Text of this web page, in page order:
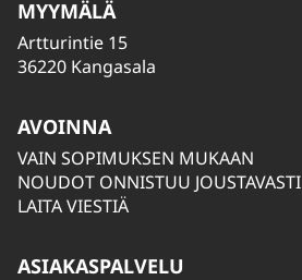
MYYMÄLÄ
Artturintie 15
36220 Kangasala
AVOINNA
VAIN SOPIMUKSEN MUKAAN
NOUDOT ONNISTUU JOUSTAVASTI
LAITA VIESTIÄ
ASIAKASPALVELU